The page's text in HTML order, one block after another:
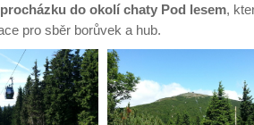
do okolí chaty Pod lesem,
pro sběr borůvek a hub.